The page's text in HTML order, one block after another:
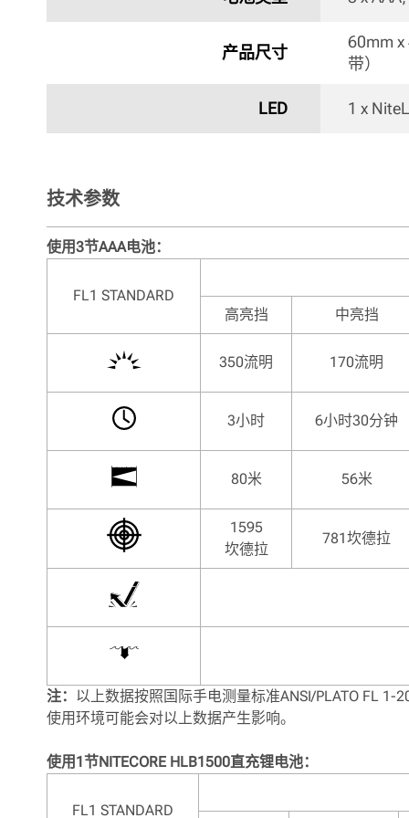
产品尺寸
60mm
带）
LED 1 x
技术参数
使用3节AAA电池：
FL1 STANDARD
高亮挡
中亮挡
350流明 170流明
3小时 6小时30分钟
80米 56米
1595
坎德拉
781坎德拉
注： 以上数据按照国际手电测量标准ANSI/PLATO FL
使用环境可能会对以上数据产生影响。
使用1节NITECORE HLB1500直充锂电池：
FL1 STANDARD